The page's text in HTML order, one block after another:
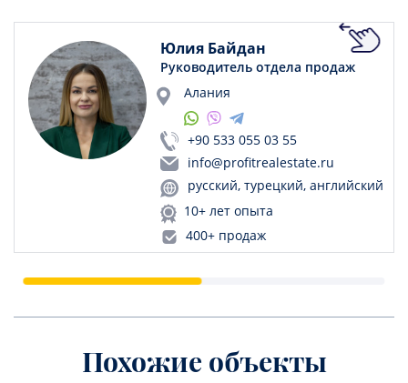
Юлия Байдан
Руководитель отдела продаж
Алания
+90 533 055 03 55
info@profitrealestate.ru
русский, турецкий, английский
10+ лет опыта
400+ продаж
Похожие объекты